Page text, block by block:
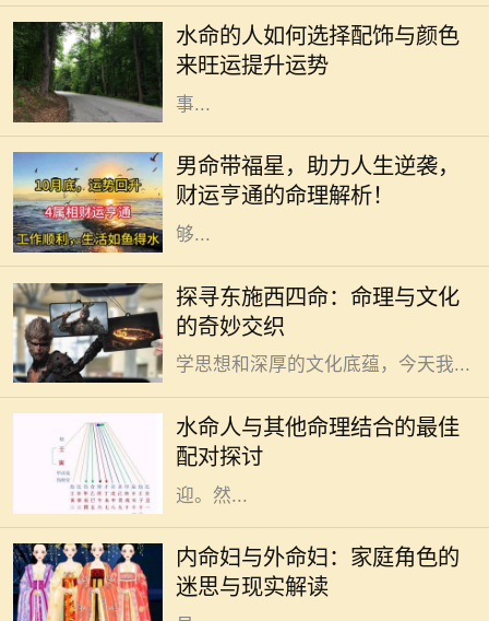
水命的人如何选择配饰与颜色
来旺运提升运势
有聪明机智、适应力强的个性特征。
不过，适当的配饰和颜色能进一步增
强水命人的运势，帮助他们在生活和
事...
男命带福星，助力人生逆袭，
财运亨通的命理解析！
在传统的命理学说中，男命带福星被
认为是一种吉祥的命格，这种命格的
人往往能够在生活中享受到许多意想
不到的好运和福气。福星是指那些能
够...
探寻东施西四命：命理与文化
的奇妙交织
在中国古老的命理文化中，“东施”和
“西四命”这两个概念常常引起人们的
好奇。这些术语背后蕴藏着丰富的哲
学思想和深厚的文化底蕴，今天我...
水命人与其他命理结合的最佳
配对探讨
水命的人在五行中象征着智慧与流
动，具有灵活应变的特性。他们通常
性情温和，富有同情心，善于倾听与
理解他人，因此在社交圈中颇受欢
迎。然...
内命妇与外命妇：家庭角色的
迷思与现实解读
在中国传统文化中，家庭的结构和成
员的角色有着深厚的历史渊源。内命
妇与外命妇两个概念，时常引发人们
的思考与讨论。它们不仅仅是家庭成